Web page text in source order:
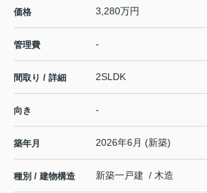
価格 3,280万円
管理費 -
間取り / 詳細 2SLDK
向き -
築年月 2026年6月 (新築)
種別 / 建物構造 新築一戸建 / 木造